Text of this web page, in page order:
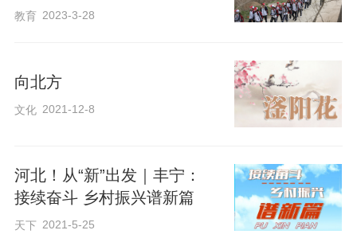
教育 2023-3-28
向北方
文化 2021-12-8
河北！从“新”出发｜丰宁：
接续奋斗 乡村振兴谱新篇
天下 2021-5-25